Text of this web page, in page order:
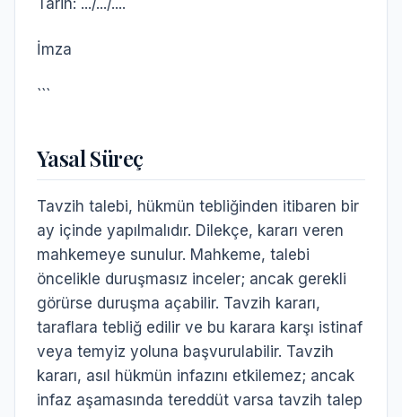
Tarih: .../.../....
İmza
```
Yasal Süreç
Tavzih talebi, hükmün tebliğinden itibaren bir
ay içinde yapılmalıdır. Dilekçe, kararı veren
mahkemeye sunulur. Mahkeme, talebi
öncelikle duruşmasız inceler; ancak gerekli
görürse duruşma açabilir. Tavzih kararı,
taraflara tebliğ edilir ve bu karara karşı istinaf
veya temyiz yoluna başvurulabilir. Tavzih
kararı, asıl hükmün infazını etkilemez; ancak
infaz aşamasında tereddüt varsa tavzih talep